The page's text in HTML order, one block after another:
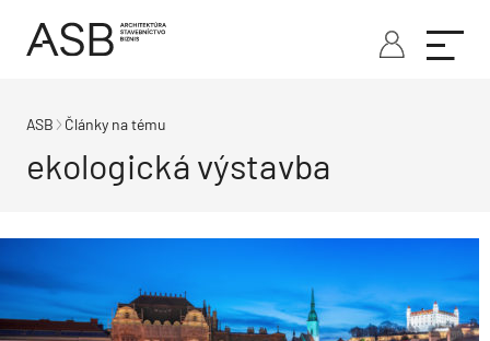
ASB Články na tému
ekologická výstavba